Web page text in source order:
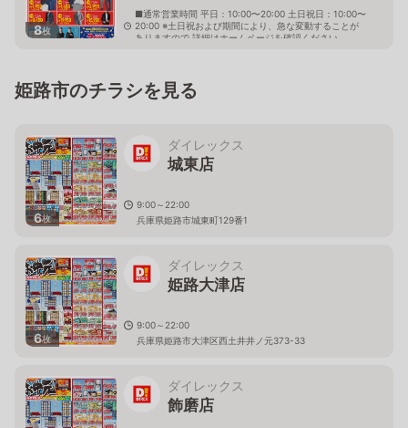
8枚
■通常営業時間 平日：10:00〜20:00 土日祝日：10:00〜
20:00 ※土日祝および期間により、急な変動することが
ありますので 詳細はホームページを確認ください
姫路市のチラシを見る
6枚
ダイレックス
城東店
9:00～22:00
兵庫県姫路市城東町129番1
6枚
ダイレックス
姫路大津店
9:00～22:00
兵庫県姫路市大津区西土井井ノ元373-33
ダイレックス
飾磨店